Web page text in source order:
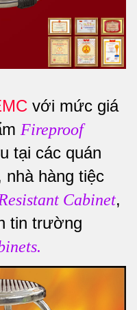
với mức giá
Fireproof
tại các quán
nhà hàng tiệc
Cabinet,
tin trường